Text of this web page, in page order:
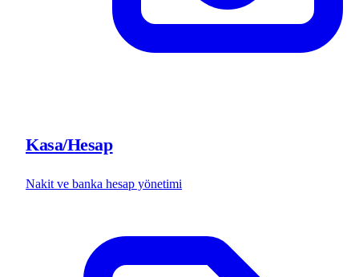
Kasa/Hesap
Nakit ve banka hesap yönetimi